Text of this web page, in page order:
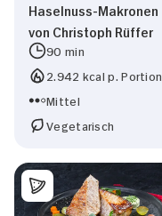
Haselnuss-Makronen
von Christoph Rüffer
90 min
2.942 kcal p. Portion
Mittel
Vegetarisch